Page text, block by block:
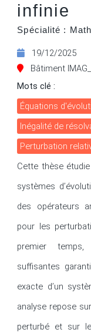
infinie
Spécialité :
19/12/
Bâtiment
Mots clé :
Équations
Inégalité de
Perturbation
Cette thèse
systèmes
des opérateurs
pour les
premier
suffisantes
exacte d’un
analyse repose
perturbé et sur